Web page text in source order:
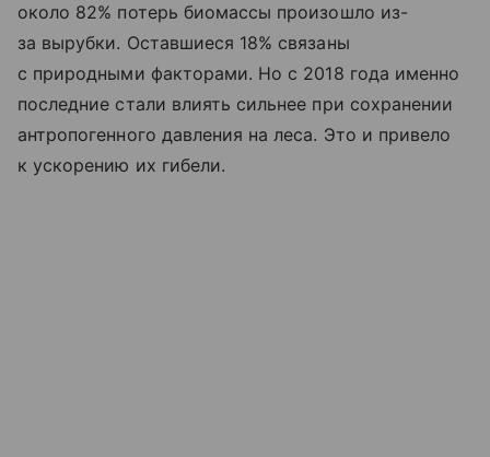
около 82% потерь биомассы произошло из-
за вырубки. Оставшиеся 18% связаны
с природными факторами. Но с 2018 года именно
последние стали влиять сильнее при сохранении
антропогенного давления на леса. Это и привело
к ускорению их гибели.